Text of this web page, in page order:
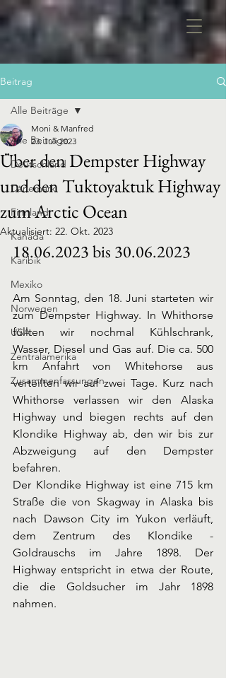
Beitrag
Alle Beiträge
Deutschland
Dänemark
Finnland
Kanada
Karibik
Mexiko
Norwegen
USA
Zentralamerika
Zusammenfassungen
Alle Beiträge
Über den Dempster Highway
und den Tuktoyaktuk Highway
zum Arctic Ocean
Moni & Manfred
23. Juli 2023
Aktualisiert: 22. Okt. 2023
18.06.2023 bis 30.06.2023
Am Sonntag, den 18. Juni starteten wir
zum Dempster Highway. In Whithorse
füllten wir nochmal Kühlschrank,
Wasser, Diesel und Gas auf. Die ca. 500
km Anfahrt von Whitehorse aus
verteilten wir auf zwei Tage. Kurz nach
Whithorse verlassen wir den Alaska
Highway und biegen rechts auf den
Klondike Highway ab, den wir bis zur
Abzweigung auf den Dempster
befahren.
Der Klondike Highway ist eine 715 km
Straße die von Skagway in Alaska bis
nach Dawson City im Yukon verläuft,
dem Zentrum des Klondike -
Goldrauschs im Jahre 1898. Der
Highway entspricht in etwa der Route,
die die Goldsucher im Jahr 1898
nahmen.